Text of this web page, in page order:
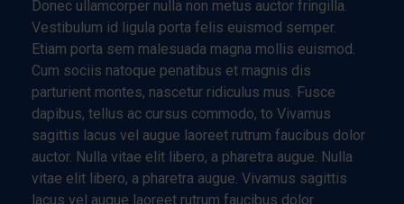
Donec ullamcorper nulla non metus auctor fringilla.
Vestibulum id ligula porta felis euismod semper.
Etiam porta sem malesuada magna mollis euismod.
Cum sociis natoque penatibus et magnis dis
parturient montes, nascetur ridiculus mus. Fusce
dapibus, tellus ac cursus commodo, to Vivamus
sagittis lacus vel augue laoreet rutrum faucibus dolor
auctor. Nulla vitae elit libero, a pharetra augue. Nulla
vitae elit libero, a pharetra augue. Vivamus sagittis
lacus vel augue laoreet rutrum faucibus dolor